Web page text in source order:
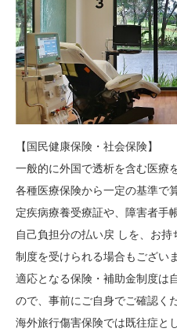
【国民健康保険・社会保険】
一般的に外国で透析を含む医療
各種医療保険から一定の基準で
定疾病療養受療証や、障害者手
自己負担分の払い戻 しを、お
制度を受けられる場合もござい
適応となる保険・補助金制度は
ので、事前にご自身でご確認く
海外旅行傷害保険では既往症と